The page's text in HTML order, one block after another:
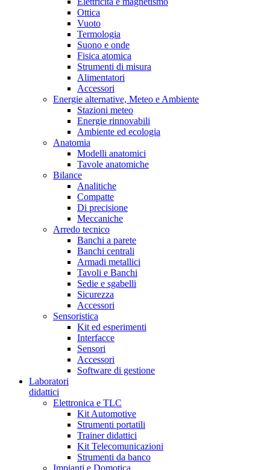
Ottica
Vuoto
Termologia
Suono e onde
Fisica atomica
Strumenti di misura
Alimentatori
Accessori
Energie alternative, Meteo e Ambiente
Stazioni meteo
Energie rinnovabili
Ambiente ed ecologia
Anatomia
Modelli anatomici
Tavole anatomiche
Bilance
Analitiche
Compatte
Di precisione
Meccaniche
Arredo tecnico
Banchi a parete
Banchi centrali
Armadi metallici
Tavoli e Banchi
Sedie e sgabelli
Sicurezza
Accessori
Sensoristica
Kit ed esperimenti
Interfacce
Sensori
Accessori
Software di gestione
Laboratori
didattici
Elettronica e TLC
Kit Automotive
Strumenti portatili
Trainer didattici
Kit Telecomunicazioni
Strumenti da banco
Impianti e Domotica